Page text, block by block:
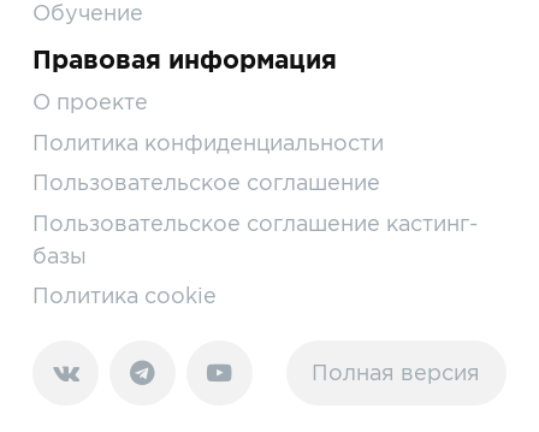
Обучение
Правовая информация
О проекте
Политика конфиденциальности
Пользовательское соглашение
Пользовательское соглашение кастинг-
базы
Политика cookie
Полная версия